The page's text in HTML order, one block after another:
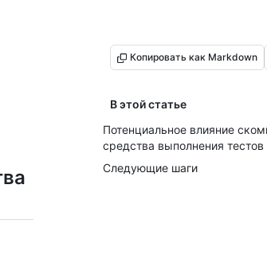
Копировать как Markdown
В этой статье
Потенциальное влияние
средства выполнения тестов
Следующие шаги